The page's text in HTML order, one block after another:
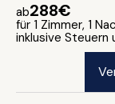
ab288€
für 1 Zimmer, 1
inklusive Steuern